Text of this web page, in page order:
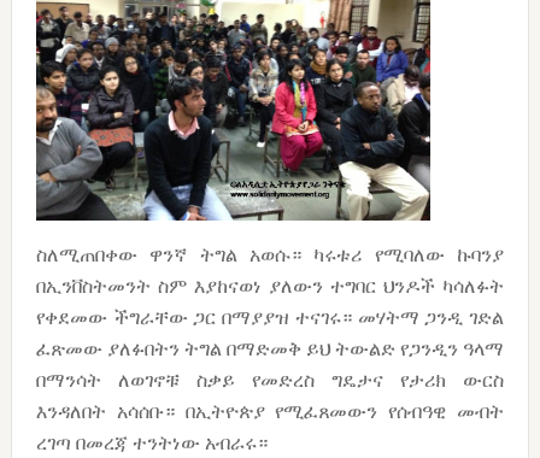
ስለሚጠበቀው ዋንኛ ትግል አወሱ። ካሩቱሪ የሚባለው ኩባንያ
በኢንቨስትመንት ስም እያከናወነ ያለውን ተግባር ህንዶች ካሳለፉት
የቀደመው ችግራቸው ጋር በማያያዝ ተናገሩ። መሃትማ ጋንዲ ገድል
ፈጽመው ያለፉበትን ትግል በማድመቅ ይህ ትውልድ የጋንዲን ዓላማ
በማንሳት ለወገኖቹ ስቃይ የመድረስ ግዴታና የታሪክ ውርስ
እንዳለበት አሳሰቡ። በኢትዮጵያ የሚፈጸመውን የሰብዓዊ መብት
ረገጣ በመረጃ ተንትነው አብራሩ።